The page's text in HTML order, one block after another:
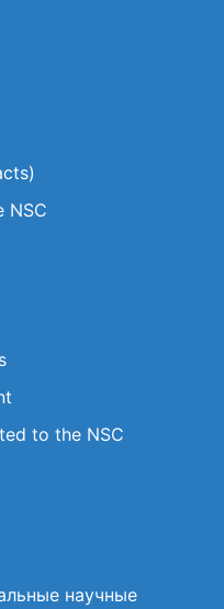
NSC
to the NSC
научные